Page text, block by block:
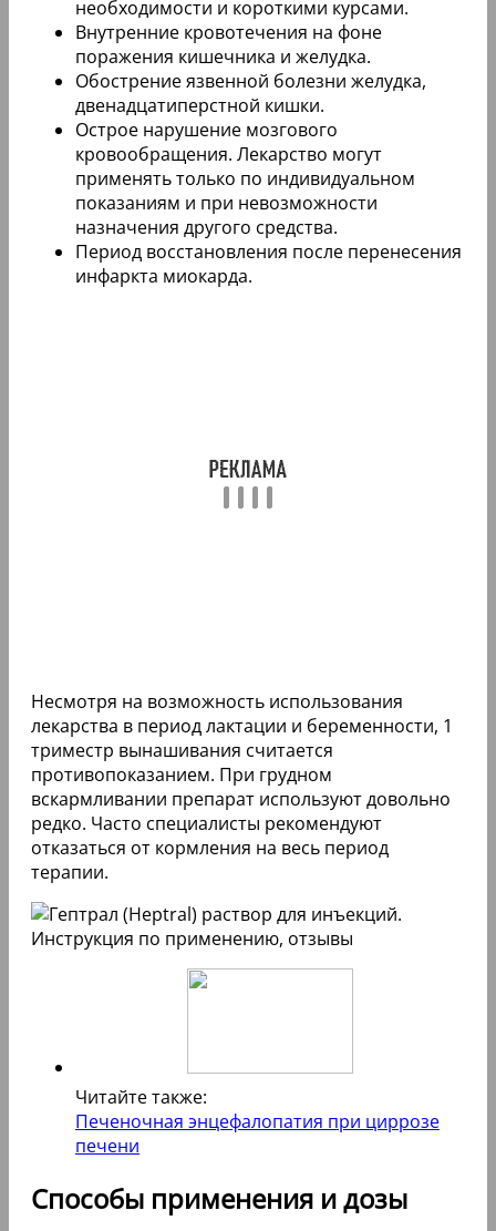
необходимости и короткими курсами.
Внутренние кровотечения на фоне
поражения кишечника и желудка.
Обострение язвенной болезни желудка,
двенадцатиперстной кишки.
Острое нарушение мозгового
кровообращения. Лекарство могут
применять только по индивидуальном
показаниям и при невозможности
назначения другого средства.
Период восстановления после перенесения
инфаркта миокарда.
Несмотря на возможность использования
лекарства в период лактации и беременности, 1
триместр вынашивания считается
противопоказанием. При грудном
вскармливании препарат используют довольно
редко. Часто специалисты рекомендуют
отказаться от кормления на весь период
терапии.
Читайте также:
Печеночная энцефалопатия при циррозе
печени
Способы применения и дозы